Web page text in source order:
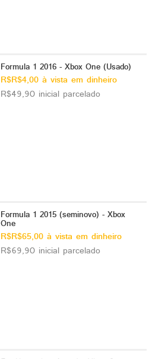
Formula 1 2016 - Xbox One (Usado)
R$R$4,00 à vista em dinheiro
R$49,90 inicial parcelado
Formula 1 2015 (seminovo) - Xbox
One
R$R$65,00 à vista em dinheiro
R$69,90 inicial parcelado